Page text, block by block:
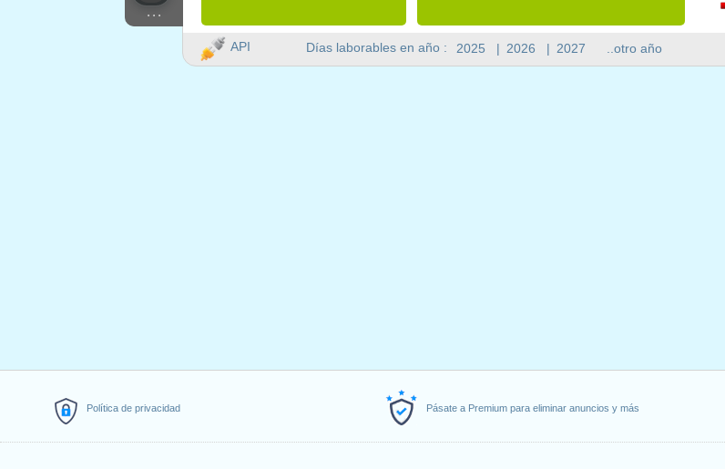
Política de privacidad Pásate a Premium para eliminar anuncios y más
...
Días laborables en año : 2025 | 2026 | 2027 ..otro año
API